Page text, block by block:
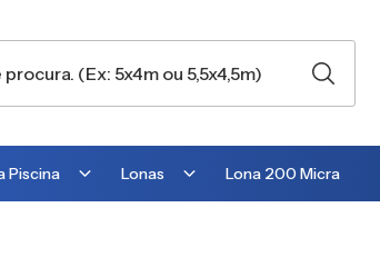
Piscina Lonas Lona 200 Micra